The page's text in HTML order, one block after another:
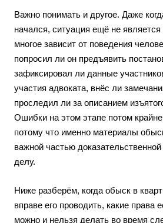
Важно понимать и другое. Даже
начался, ситуация ещё не
многое зависит от поведения
попросил ли он предъявить
зафиксировал ли данные
участия адвоката, внёс ли
проследил ли за описанием
Ошибки на этом этапе потом
потому что именно материалы
важной частью
делу.
Ниже разберём, когда обыск в
вправе его проводить, какие права
можно и нельзя делать во время